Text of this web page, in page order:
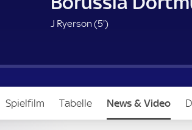
m
t
J Ryerson (5'5
i
u
t
e
)
Spielfilm Tabelle News & Video